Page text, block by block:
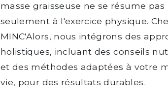
masse graisseuse ne se résume pas
seulement à l'exercice physique.
MINC'Alors, nous intégrons des
holistiques, incluant des conseils
et des méthodes adaptées à votre
vie, pour des résultats durables.